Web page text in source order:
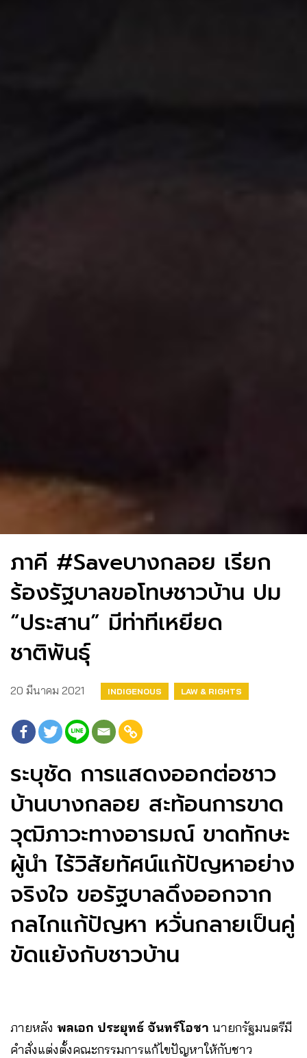
ภาคี #Saveบางกลอย เรียก
ร้องรัฐบาลขอโทษชาวบ้าน ปม
“ประสาน” มีท่าทีเหยียด
ชาติพันธุ์
20 มีนาคม 2021 INDIGENOUS LAW & RIGHTS
ระบุชัด การแสดงออกต่อชาว
บ้านบางกลอย สะท้อนการขาด
วุฒิภาวะทางอารมณ์ ขาดทักษะ
ผู้นำ ไร้วิสัยทัศน์แก้ปัญหาอย่าง
จริงใจ ขอรัฐบาลดึงออกจาก
กลไกแก้ปัญหา หวั่นกลายเป็นคู่
ขัดแย้งกับชาวบ้าน
ภายหลัง พลเอก ประยุทธ์ จันทร์โอชา นายกรัฐมนตรีมี
คำสั่งแต่งตั้งคณะกรรมการแก้ไขปัญหาให้กับชาว